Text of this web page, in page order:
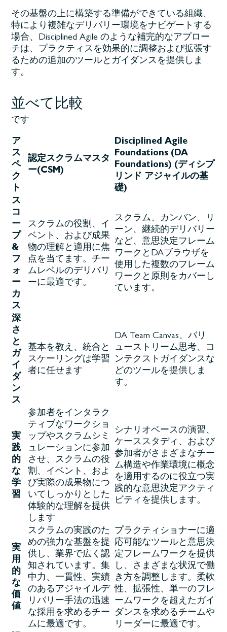
その基盤の上に構築する準備ができている組織、
特により複雑なデリバリー環境をナビゲートする
場合、Disciplined Agile のような補完的なアプロー
チは、プラクティスを効果的に調整および拡張す
るための追加のツールとガイダンスを提供しま
す。
並べて比較
です
ア
ス
ペ
ク
ト
認定スクラムマスタ
ー(CSM)
Disciplined Agile
Foundations (DA
Foundations) (ディシプ
リンド アジャイルの基
礎)
ス
コ
ー
プ
&
フ
ォ
ー
カ
ス
スクラムの役割、イ
ベント、および成果
物の理解と適用に焦
点を当てます。チー
ムレベルのデリバリ
ーに最適です。
スクラム、カンバン、リ
ーン、継続的デリバリー
など、意思決定フレーム
ワークとDAブラウザを
使用した複数のフレーム
ワークと原則をカバーし
ています。
深
さ
と
ガ
イ
ダ
ン
ス
基本を教え、統合と
スケーリングは学習
者に任せます
DA Team Canvas、バリ
ューストリーム思考、コ
ンテクストガイダンスな
どのツールを提供しま
す。
実
践
的
な
学
習
参加者をインタラク
ティブなワークショ
ップやスクラムシミ
ュレーションに参加
させ、スクラムの役
割、イベント、およ
び実際の成果物につ
いてしっかりとした
体験的な理解を提供
します
シナリオベースの演習、
ケーススタディ、および
参加者がさまざまなチー
ム構造や作業環境に概念
を適用するのに役立つ実
践的な意思決定アクティ
ビティを提供します。
実
用
的
な
価
値
スクラムの実践のた
めの強力な基盤を提
供し、業界で広く認
知されています。集
中力、一貫性、実績
のあるアジャイルデ
リバリー手法の迅速
な採用を求めるチー
ムに最適です。
プラクティショナーに適
応可能なツールと意思決
定フレームワークを提供
し、さまざまな状況で働
き方を調整します。柔軟
性、拡張性、単一のフレ
ームワークを超えたガイ
ダンスを求めるチームや
リーダーに最適です。